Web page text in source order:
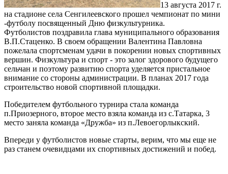
13 августа 2017 г.
на стадионе села Сенгилеевского прошел чемпионат по мини
-футболу посвященный Дню физкультурника.
Футболистов поздравила глава муниципального образования
В.П.Стаценко. В своем обращении Валентина Павловна
пожелала спортсменам удачи в покорении новых спортивных
вершин. Физкультура и спорт - это залог здорового будущего
сельчан и поэтому развитию спорта уделяется пристальное
внимание со стороны администрации. В планах 2017 года
строительство новой спортивной площадки.
Победителем футбольного турнира стала команда
п.Приозерного, второе место взяла команда из с.Татарка, 3
место заняла команда «Дружба» из п.Левоегорлыкский.
Впереди у футболистов новые старты, верим, что мы еще не
раз станем очевидцами их спортивных достижений и побед.